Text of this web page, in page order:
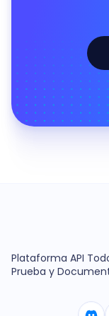
Plataforma API
Prueba y